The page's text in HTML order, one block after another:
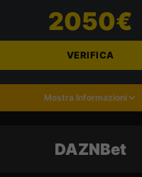
2050€
VERIFICA
Mostra Informazioni
DAZNBet